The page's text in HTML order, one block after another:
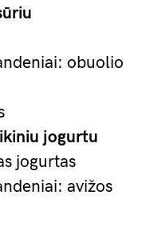
obuolio
jogurtu
jogurtas
avižos